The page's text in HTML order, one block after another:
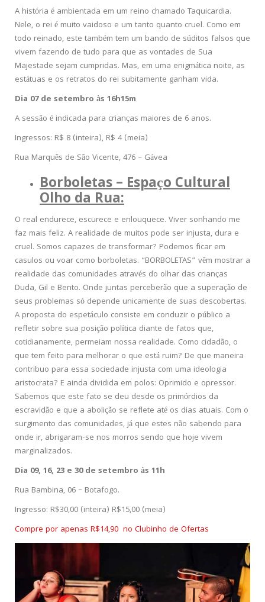
A história é ambientada em um reino chamado Taquicardia.
Nele, o rei é muito vaidoso e um tanto quanto cruel. Como em
todo reinado, este também tem um bando de súditos falsos que
vivem fazendo de tudo para que as vontades de Sua
Majestade sejam cumpridas. Mas, em uma enigmática noite, as
estátuas e os retratos do rei subitamente ganham vida.
Dia 07 de setembro às 16h15m
A sessão é indicada para crianças maiores de 6 anos.
Ingressos: R$ 8 (inteira), R$ 4 (meia)
Rua Marquês de São Vicente, 476 – Gávea
Borboletas – Espaço Cultural
Olho da Rua:
O real endurece, escurece e enlouquece. Viver sonhando me
faz mais feliz. A realidade de muitos pode ser injusta, dura e
cruel. Somos capazes de transformar? Podemos ficar em
casulos ou voar como borboletas. “BORBOLETAS” vêm mostrar a
realidade das comunidades através do olhar das crianças
Duda, Gil e Bento. Onde juntas perceberão que a superação de
seus problemas só depende unicamente de suas descobertas.
A proposta do espetáculo consiste em conduzir o público a
refletir sobre sua posição política diante de fatos que,
cotidianamente, permeiam nossa realidade. Como cidadão, o
que tem feito para melhorar o que está ruim? De que maneira
contribuo para essa sociedade injusta com uma ideologia
aristocrata? E ainda dividida em polos: Oprimido e opressor.
Sabemos que este fato se deu desde os primórdios da
escravidão e que a abolição se reflete até os dias atuais. Com o
surgimento das comunidades, já que estes não sabendo para
onde ir, abrigaram-se nos morros sendo que hoje vivem
marginalizados.
Dia 09, 16, 23 e 30 de setembro às 11h
Rua Bambina, 06 – Botafogo.
Ingresso: R$30,00 (inteira) R$15,00 (meia)
Compre por apenas R$14,90 no Clubinho de Ofertas